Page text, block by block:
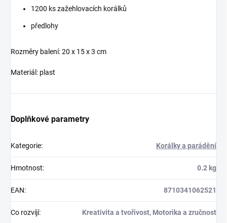
1200 ks zažehlovacích korálků
předlohy
Rozměry balení: 20 x 15 x 3 cm
Materiál: plast
Doplňkové parametry
Kategorie: Korálky a parádění
Hmotnost: 0.2 kg
EAN: 8710341062521
Co rozvíjí: Kreativita a tvořivost, Motorika a zručnost